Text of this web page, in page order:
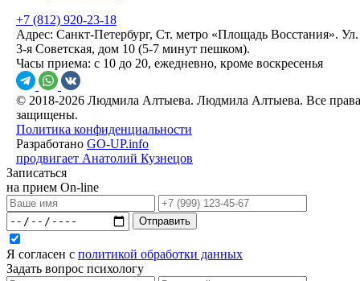
+7 (812) 920-23-18
Адрес: Санкт-Петербург, Ст. метро «Площадь Восстания». Ул.
3-я Советская, дом 10 (5-7 минут пешком).
Часы приема: с 10 до 20, ежедневно, кроме воскресенья
© 2018-2026 Людмила Алтыева. Людмила Алтыева. Все права
защищены.
Политика конфиденциальности
Разработано GO-UP.info
продвигает Анатолий Кузнецов
Записаться
на прием On-line
Отправить
Я согласен с политикой обработки данных
Задать вопрос психологу